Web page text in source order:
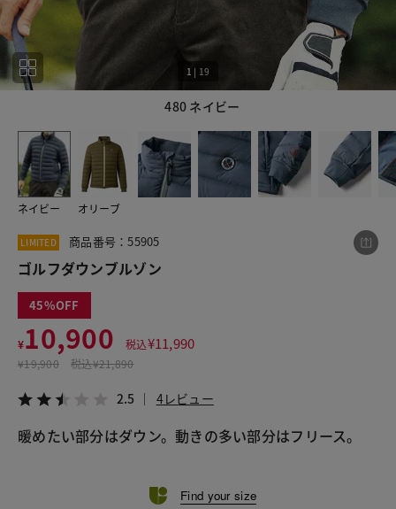
480 ネイビー
1 | 19
ネイビー オリーブ
19
LIMITED 商品番号：55905
ゴルフダウンブルゾン
45
¥10,900 税込¥11,990
¥19,900 税込¥21,890
2.5 4レビュー
暖めたい部分はダウン。動きの多い部分はフリース。
Find your size
この商品をシェアする
ゴルフダウンブルゾン
LINE X